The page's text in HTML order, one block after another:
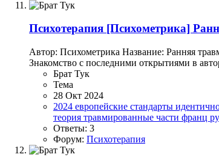
Психотерапия [Психометрика]
Автор: Психометрика Название: Ранняя
Знакомство с последними открытиями в
Брат Тук
Тема
28 Окт 2024
2024 европейские стандарты
теория травмированные части франц
Ответы: 3
Форум: Психотерапия